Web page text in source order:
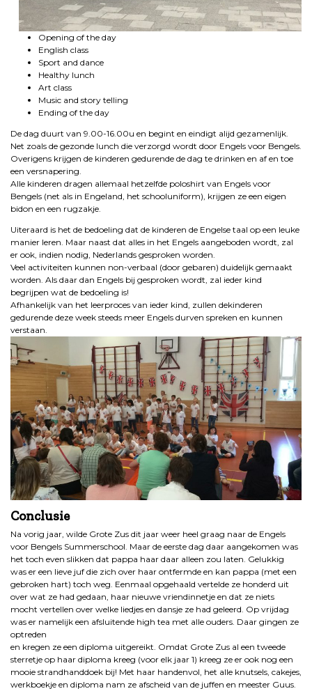
Opening of the day
English class
Sport and dance
Healthy lunch
Art class
Music and story telling
Ending of the day
De dag duurt van 9.00-16.00u en begint en eindigt alijd gezamenlijk.
Net zoals de gezonde lunch die verzorgd wordt door Engels voor Bengels.
Overigens krijgen de kinderen gedurende de dag te drinken en af en toe
een versnapering.
Alle kinderen dragen allemaal hetzelfde poloshirt van Engels voor
Bengels (net als in Engeland, het schooluniform), krijgen ze een eigen
bidon en een rugzakje.
Uiteraard is het de bedoeling dat de kinderen de Engelse taal op een leuke
manier leren. Maar naast dat alles in het Engels aangeboden wordt, zal
er ook, indien nodig, Nederlands gesproken worden.
Veel activiteiten kunnen non-verbaal (door gebaren) duidelijk gemaakt
worden. Als daar dan Engels bij gesproken wordt, zal ieder kind
begrijpen wat de bedoeling is!
Afhankelijk van het leerproces van ieder kind, zullen dekinderen
gedurende deze week steeds meer Engels durven spreken en kunnen
verstaan.
Conclusie
Na vorig jaar, wilde Grote Zus dit jaar weer heel graag naar de Engels
voor Bengels Summerschool. Maar de eerste dag daar aangekomen was
het toch even slikken dat pappa haar daar alleen zou laten. Gelukkig
was er een lieve juf die zich over haar ontfermde en kan pappa (met een
gebroken hart) toch weg. Eenmaal opgehaald vertelde ze honderd uit
over wat ze had gedaan, haar nieuwe vriendinnetje en dat ze niets
mocht vertellen over welke liedjes en dansje ze had geleerd. Op vrijdag
was er namelijk een afsluitende high tea met alle ouders. Daar gingen ze
optreden
en kregen ze een diploma uitgereikt. Omdat Grote Zus al een tweede
sterretje op haar diploma kreeg (voor elk jaar 1) kreeg ze er ook nog een
mooie strandhanddoek bij! Met haar handenvol, het alle knutsels, cakejes,
werkboekje en diploma nam ze afscheid van de juffen en meester Guus.